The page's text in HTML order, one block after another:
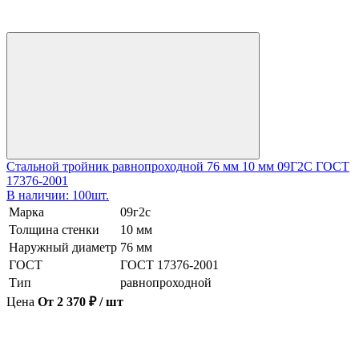
Стальной тройник равнопроходной 76 мм 10 мм 09Г2С ГОСТ
17376-2001
В наличии: 100шт.
Марка
09г2с
Толщина стенки
10 мм
Наружный диаметр 76 мм
ГОСТ
ГОСТ 17376-2001
Тип
равнопроходной
Цена От 2 370 ₽ / шт